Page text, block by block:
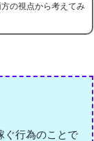
の視点から考えてみ
ぐ行為のことで